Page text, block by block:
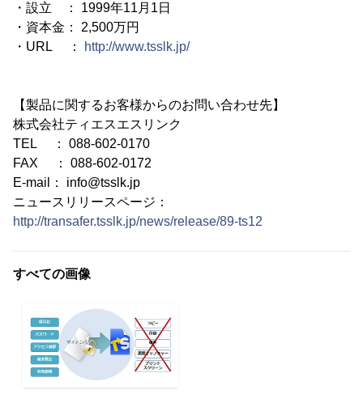
・設立 ： 1999年11月1日
・資本金： 2,500万円
・URL ：
http://www.tsslk.jp/
【製品に関するお客様からのお問い合わせ先】
株式会社ティエスエスリンク
TEL ： 088-602-0170
FAX ： 088-602-0172
E-mail： info@tsslk.jp
ニュースリリースページ：
http://transafer.tsslk.jp/news/release/89-ts12
すべての画像